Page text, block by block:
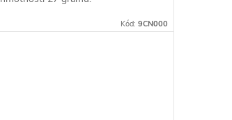
Kód: 9CN000